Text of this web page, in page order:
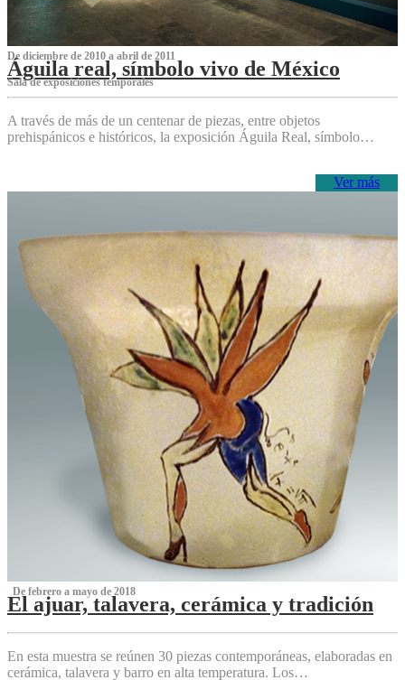
De diciembre de 2010 a abril de 2011
Águila real, símbolo vivo de México
Sala de exposiciones temporales
A través de más de un centenar de piezas, entre objetos
prehispánicos e históricos, la exposición Águila Real, símbolo…
Ver más
‌ De febrero a mayo de 2018
El ajuar, talavera, cerámica y tradición
‌
En esta muestra se reúnen 30 piezas contemporáneas, elaboradas en
cerámica, talavera y barro en alta temperatura. Los…